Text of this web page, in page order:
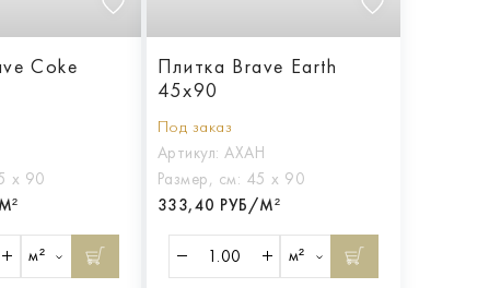
Coke
х 90
м²
Плитка Brave Earth
45x90
Под заказ
Артикул:AXAH
Размер, см: 45 х 90
333,40 РУБ/М²
м²